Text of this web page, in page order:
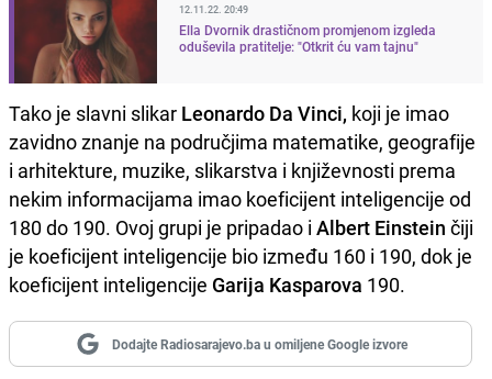
12.11.22. 20:49
Ella Dvornik drastičnom promjenom izgleda
oduševila pratitelje: "Otkrit ću vam tajnu"
Tako je slavni slikar Leonardo Da Vinci, koji je imao
zavidno znanje na područjima matematike, geografije
i arhitekture, muzike, slikarstva i književnosti prema
nekim informacijama imao koeficijent inteligencije od
180 do 190. Ovoj grupi je pripadao i Albert Einstein čiji
je koeficijent inteligencije bio između 160 i 190, dok je
koeficijent inteligencije Garija Kasparova 190.
Dodajte Radiosarajevo.ba u omiljene Google izvore